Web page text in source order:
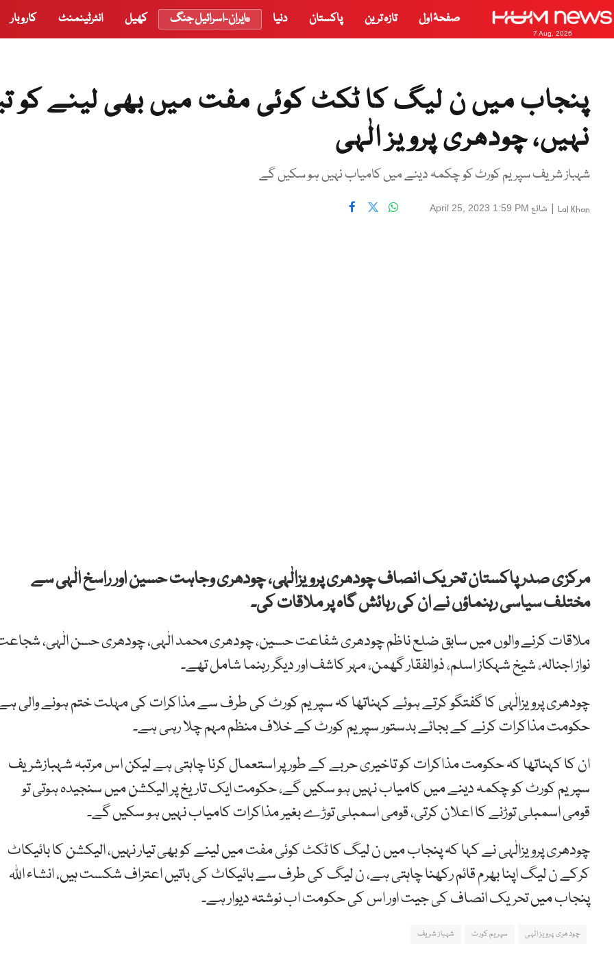
7 Aug, 2026
صفحۂ اول تازہ ترین پاکستان دنیا ایران-اسرائیل جنگ کھیل انٹرٹینمنٹ کاروبار
پنجاب میں ن لیگ کا ٹکٹ کوئی مفت میں بھی لینے کو
نہیں، چودھری پرویز الٰہی
شہباز شریف سپریم کورٹ کو چکمہ دینے میں کامیاب نہیں ہو سکیں گے
Lal Khan
| شائع April 25, 2023 1:59 PM
مرکزی صدر پاکستان تحریک انصاف چودھری پرویزالٰہی، چودھری وجاہت حسین اور راسخ الٰہی سے
مختلف سیاسی رہنماؤں نے ان کی رہائش گاہ پر ملاقات کی۔
ملاقات کرنے والوں میں سابق ضلع ناظم چودھری شفاعت حسین، چودھری محمد الٰہی، چودھری حسن الٰہی،
نواز اجنالہ، شیخ شہکاز اسلم، ذوالفقار گھمن، مہر کاشف اور دیگر رہنما شامل تھے۔
چودھری پرویزالٰہی کا گفتگو کرتے ہوئے کہناتھا کہ سپریم کورٹ کی طرف سے مذاکرات کی مہلت ختم ہونے والی
حکومت مذاکرات کرنے کے بجائے بدستور سپریم کورٹ کے خلاف منظم مہم چلا رہی ہے۔
ان کا کہناتھا کہ حکومت مذاکرات کو تاخیری حربے کے طور پر استعمال کرنا چاہتی ہے لیکن اس مرتبہ شہبازشریف
سپریم کورٹ کو چکمہ دینے میں کامیاب نہیں ہو سکیں گے، حکومت ایک تاریخ پر الیکشن میں سنجیدہ ہوتی تو
قومی اسمبلی توڑنے کا اعلان کرتی، قومی اسمبلی توڑے بغیر مذاکرات کامیاب نہیں ہو سکیں گے۔
چودھری پرویزالٰہی نے کہا کہ پنجاب میں ن لیگ کا ٹکٹ کوئی مفت میں لینے کو بھی تیار نہیں، الیکشن کا بائیکاٹ
کرکے ن لیگ اپنا بھرم قائم رکھنا چاہتی ہے، ن لیگ کی طرف سے بائیکاٹ کی باتیں اعتراف شکست ہیں، انشاء اللہ
پنجاب میں تحریک انصاف کی جیت اور اس کی حکومت اب نوشتہ دیوار ہے۔
چودھری پرویز الٰہی سپریم کورٹ شہباز شریف